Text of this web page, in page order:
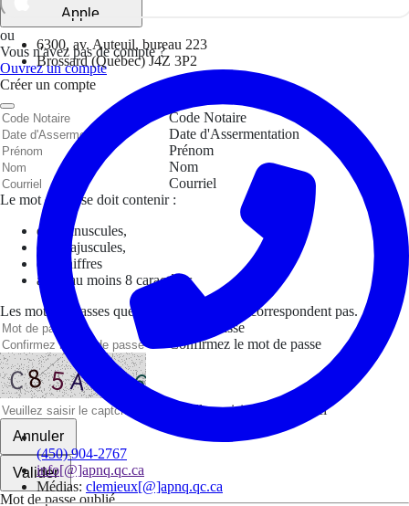
6300, av. Auteuil, bureau 223
Brossard (Québec) J4Z 3P2
(450) 904-2767
info[@]apnq.qc.ca
Médias: clemieux[@]apnq.qc.ca
Apple
ou
Vous n'avez pas de compte ?
Ouvrez un compte
Créer un compte
Code Notaire
Date d'Assermentation
Prénom
Nom
Courriel
Le mot de passe doit contenir :
des minuscules,
des majuscules,
des chiffres
avoir au moins 8 caractères
Les mots de passes que vous avez saisis ne correspondent pas.
Mot de passe
Confirmez le mot de passe
Veuillez saisir le captcha ici
Annuler
Valider
Mot de passe oublié